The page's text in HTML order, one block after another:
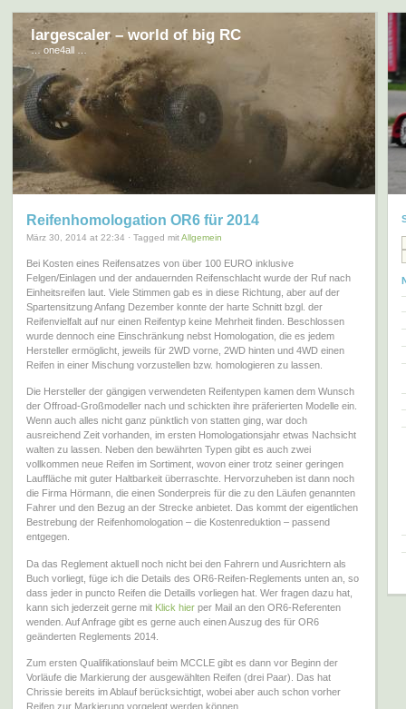
largescaler – world of big RC
… one4all …
Reifenhomologation OR6 für 2014
März 30, 2014 at 22:34 · Tagged mitAllgemein
Bei Kosten eines Reifensatzes von über 100 EURO inklusive
Felgen/Einlagen und der andauernden Reifenschlacht wurde der Ruf nach
Einheitsreifen laut. Viele Stimmen gab es in diese Richtung, aber auf der
Spartensitzung Anfang Dezember konnte der harte Schnitt bzgl. der
Reifenvielfalt auf nur einen Reifentyp keine Mehrheit finden. Beschlossen
wurde dennoch eine Einschränkung nebst Homologation, die es jedem
Hersteller ermöglicht, jeweils für 2WD vorne, 2WD hinten und 4WD einen
Reifen in einer Mischung vorzustellen bzw. homologieren zu lassen.
Die Hersteller der gängigen verwendeten Reifentypen kamen dem Wunsch
der Offroad-Großmodeller nach und schickten ihre präferierten Modelle ein.
Wenn auch alles nicht ganz pünktlich von statten ging, war doch
ausreichend Zeit vorhanden, im ersten Homologationsjahr etwas Nachsicht
walten zu lassen. Neben den bewährten Typen gibt es auch zwei
vollkommen neue Reifen im Sortiment, wovon einer trotz seiner geringen
Lauffläche mit guter Haltbarkeit überraschte. Hervorzuheben ist dann noch
die Firma Hörmann, die einen Sonderpreis für die zu den Läufen genannten
Fahrer und den Bezug an der Strecke anbietet. Das kommt der eigentlichen
Bestrebung der Reifenhomologation – die Kostenreduktion – passend
entgegen.
Da das Reglement aktuell noch nicht bei den Fahrern und Ausrichtern als
Buch vorliegt, füge ich die Details des OR6-Reifen-Reglements unten an, so
dass jeder in puncto Reifen die Detaills vorliegen hat. Wer fragen dazu hat,
kann sich jederzeit gerne mit Klick hier per Mail an den OR6-Referenten
wenden. Auf Anfrage gibt es gerne auch einen Auszug des für OR6
geänderten Reglements 2014.
Zum ersten Qualifikationslauf beim MCCLE gibt es dann vor Beginn der
Vorläufe die Markierung der ausgewählten Reifen (drei Paar). Das hat
Chrissie bereits im Ablauf berücksichtigt, wobei aber auch schon vorher
Reifen zur Markierung vorgelegt werden können.